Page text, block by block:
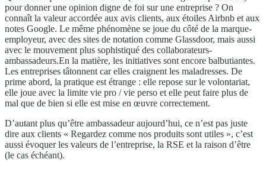
pour donner une opinion digne de foi sur une entreprise ? On
connaît la valeur accordée aux avis clients, aux étoiles Airbnb et aux
notes Google. Le même phénomène se joue du côté de la marque-
employeur, avec des sites de notation comme Glassdoor, mais aussi
avec le mouvement plus sophistiqué des collaborateurs-
ambassadeurs.En la matière, les initiatives sont encore balbutiantes.
Les entreprises tâtonnent car elles craignent les maladresses. De
prime abord, la pratique est étrange : elle repose sur le volontariat,
elle joue avec la limite vie pro / vie perso et elle peut faire plus de
mal que de bien si elle est mise en œuvre correctement.
D’autant plus qu’être ambassadeur aujourd’hui, ce n’est pas juste
dire aux clients « Regardez comme nos produits sont utiles », c’est
aussi évoquer les valeurs de l’entreprise, la RSE et la raison d’être
(le cas échéant).